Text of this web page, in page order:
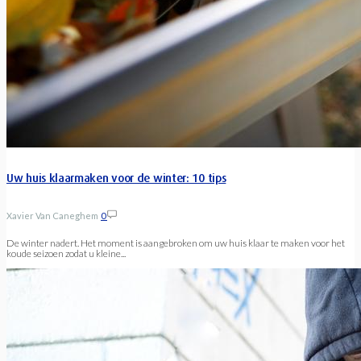
Uw huis klaarmaken voor de winter: 10 tips
Xavier Van Caneghem 0
De winter nadert. Het moment is aangebroken om uw huis klaar te maken voor het
koude seizoen zodat u kleine...